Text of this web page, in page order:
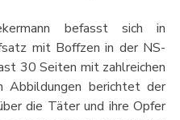
befasst sich in
mit Boffzen in der NS-
30 Seiten mit zahlreichen
Abbildungen berichtet der
die Täter und ihre Opfer